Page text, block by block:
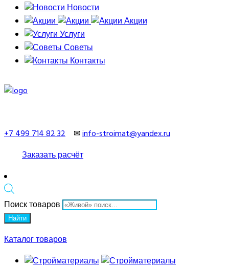
Новости
Акции
Услуги
Советы
Контакты
+7 499 714 82 32 ✉info-stroimat@yandex.ru
Заказать расчёт
Поиск товаров
Найти
Каталог товаров